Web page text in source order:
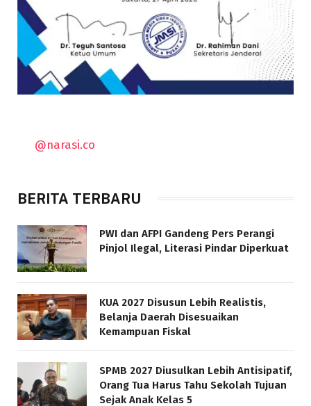
@narasi.co
BERITA TERBARU
PWI dan AFPI Gandeng Pers Perangi
Pinjol Ilegal, Literasi Pindar Diperkuat
KUA 2027 Disusun Lebih Realistis,
Belanja Daerah Disesuaikan
Kemampuan Fiskal
SPMB 2027 Diusulkan Lebih Antisipatif,
Orang Tua Harus Tahu Sekolah Tujuan
Sejak Anak Kelas 5